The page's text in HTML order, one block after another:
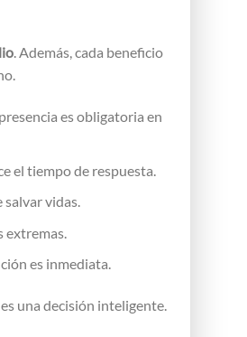
. Además, cada beneficio
es obligatoria en
el tiempo de respuesta.
vidas.
es inmediata.
una decisión inteligente.